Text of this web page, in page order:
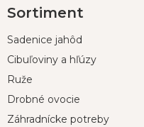
á
ä
Sortiment
Sadenice jahôd
Cibuľoviny a hľúzy
Ruže
Drobné ovocie
Záhradnícke potreby